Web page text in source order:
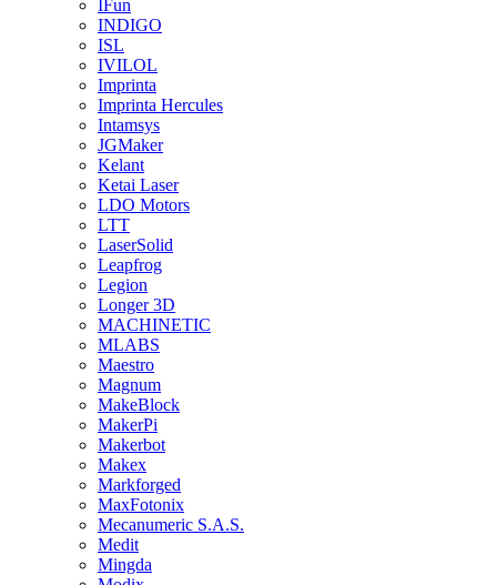
IFun
INDIGO
ISL
IVILOL
Imprinta
Imprinta Hercules
Intamsys
JGMaker
Kelant
Ketai Laser
LDO Motors
LTT
LaserSolid
Leapfrog
Legion
Longer 3D
MACHINETIC
MLABS
Maestro
Magnum
MakeBlock
MakerPi
Makerbot
Makex
Markforged
MaxFotonix
Mecanumeric S.A.S.
Medit
Mingda